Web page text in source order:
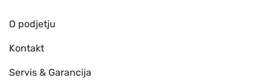
O podjetju
Kontakt
Servis & Garancija